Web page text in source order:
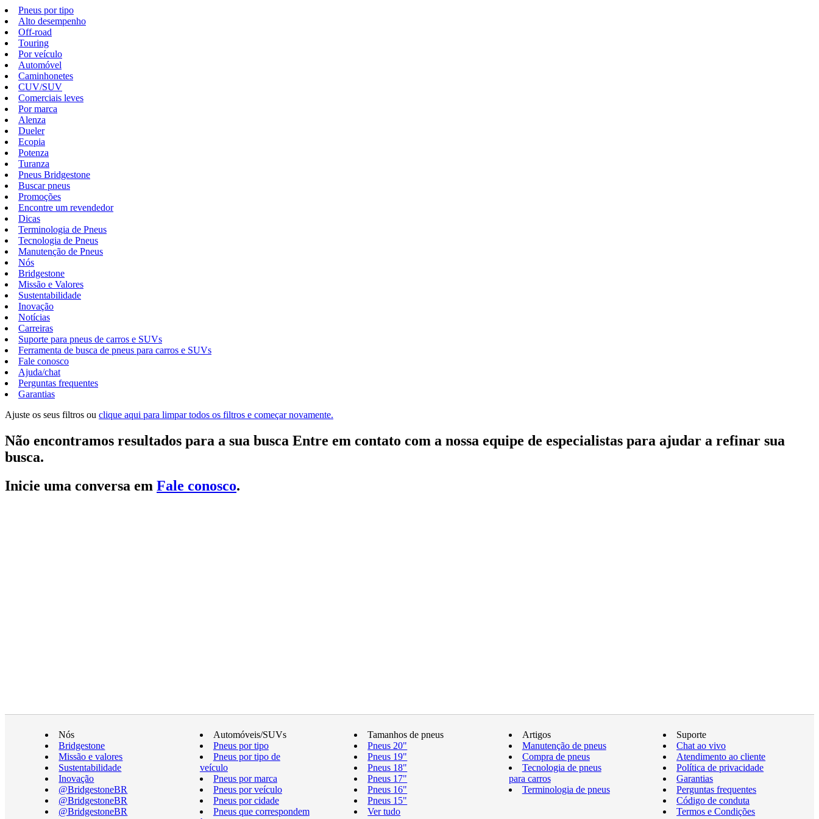
Pneus por tipo
Alto desempenho
Off-road
Touring
Por veículo
Automóvel
Caminhonetes
CUV/SUV
Comerciais leves
Por marca
Alenza
Dueler
Ecopia
Potenza
Turanza
Pneus Bridgestone
Buscar pneus
Promoções
Encontre um revendedor
Dicas
Terminologia de Pneus
Tecnologia de Pneus
Manutenção de Pneus
Nós
Bridgestone
Missão e Valores
Sustentabilidade
Inovação
Notícias
Carreiras
Suporte para pneus de carros e SUVs
Ferramenta de busca de pneus para carros e SUVs
Fale conosco
Ajuda/chat
Perguntas frequentes
Garantias
Ajuste os seus filtros ou clique aqui para limpar todos os filtros e começar novamente.
Não encontramos resultados para a sua busca Entre em contato com a nossa equipe de especialistas para ajudar a refinar sua
busca.
Inicie uma conversa em Fale conosco.
Nós
Bridgestone
Missão e valores
Sustentabilidade
Inovação
@BridgestoneBR
@BridgestoneBR
@BridgestoneBR
Automóveis/SUVs
Pneus por tipo
Pneus por tipo de
veículo
Pneus por marca
Pneus por veículo
Pneus por cidade
Pneus que correspondem
Tamanhos de pneus
Pneus 20"
Pneus 19"
Pneus 18"
Pneus 17"
Pneus 16"
Pneus 15"
Ver tudo
Artigos
Manutenção de pneus
Compra de pneus
Tecnologia de pneus
para carros
Terminologia de pneus
Suporte
Chat ao vivo
Atendimento ao cliente
Política de privacidade
Garantias
Perguntas frequentes
Código de conduta
Termos e Condições